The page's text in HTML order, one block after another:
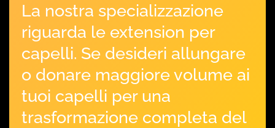
La nostra specializzazione
riguarda le extension per
capelli. Se desideri allungare
o donare maggiore volume ai
tuoi capelli per una
trasformazione completa del